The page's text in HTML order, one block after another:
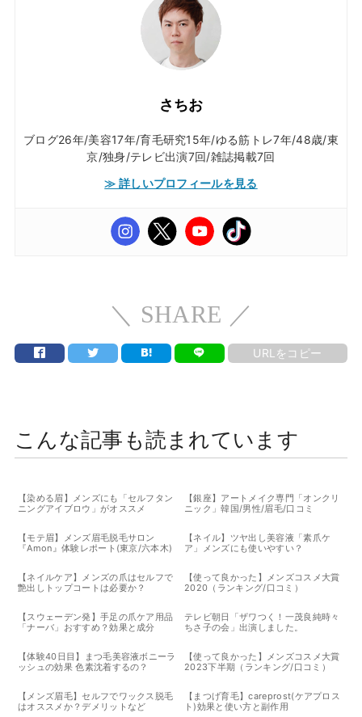
さちお
ブログ26年/美容17年/育毛研究15年/ゆる筋トレ7年/48歳/東
京/独身/テレビ出演7回/雑誌掲載7回
≫ 詳しいプロフィールを見る
＼ SHARE ／
URLをコピー
こんな記事も読まれています
【染める眉】メンズにも「セルフタン
ニングアイブロウ」がオススメ
【銀座】アートメイク専門「オンクリ
ニック」韓国/男性/眉毛/口コミ
【モテ眉】メンズ眉毛脱毛サロン
『Amon』体験レポート(東京/六本木)
【ネイル】ツヤ出し美容液「素爪ケ
ア」メンズにも使いやすい？
【ネイルケア】メンズの爪はセルフで
艶出しトップコートは必要か？
【使って良かった】メンズコスメ大賞
2020（ランキング/口コミ）
【スウェーデン発】手足の爪ケア用品
「ナーバ」おすすめ？効果と成分
テレビ朝日「ザワつく！一茂良純時々
ちさ子の会」出演しました。
【体験40日目】まつ毛美容液ボニーラ
ッシュの効果 色素沈着するの？
【使って良かった】メンズコスメ大賞
2023下半期（ランキング/口コミ）
【メンズ眉毛】セルフでワックス脱毛
はオススメか？デメリットなど
【まつげ育毛】careprost(ケアプロス
ト)効果と使い方と副作用